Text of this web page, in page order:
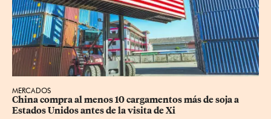
MERCADOS
China compra al menos 10 cargamentos más de soja a
Estados Unidos antes de la visita de Xi